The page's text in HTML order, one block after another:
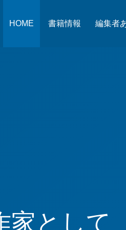
HOME 書籍情報 編集者
家として